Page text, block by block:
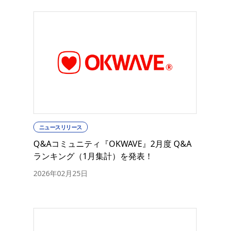
ニュースリリース
Q&Aコミュニティ『OKWAVE』2月度 Q&A
ランキング（1月集計）を発表！
2026年02月25日